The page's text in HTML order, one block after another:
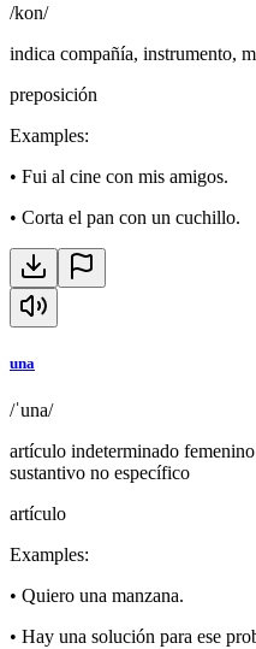
/kon/
indica compañía, instrumento,
preposición
Examples:
• Fui al cine con mis amigos.
• Corta el pan con un cuchillo.
una
/ˈuna/
artículo indeterminado
sustantivo no específico
artículo
Examples:
• Quiero una manzana.
• Hay una solución para ese